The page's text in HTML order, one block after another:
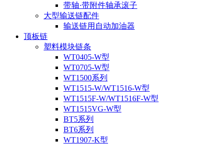
带轴·带附件轴承滚子
大型输送链配件
输送链用自动加油器
顶板链
塑料模块链条
WT0405-W型
WT0705-W型
WT1500系列
WT1515-W/WT1516-W型
WT1515F-W/WT1516F-W型
WT1515VG-W型
BT5系列
BT6系列
WT1907-K型